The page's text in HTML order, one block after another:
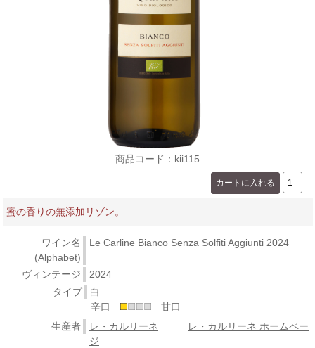
商品コード：kii115
蜜の香りの無添加リゾン。
ワイン名
(Alphabet)
Le Carline Bianco Senza Solfiti Aggiunti 2024
ヴィンテージ
2024
タイプ
白
辛口
甘口
生産者
レ・カルリーネ
レ・カルリーネ ホームペー
ジ